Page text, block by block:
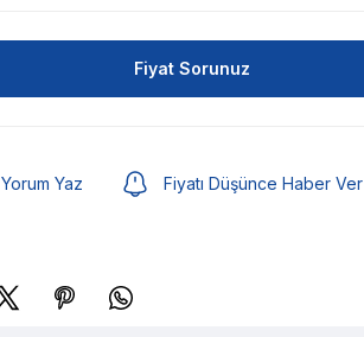
Fiyat Sorunuz
Yorum Yaz Fiyatı Düşünce Haber Ver